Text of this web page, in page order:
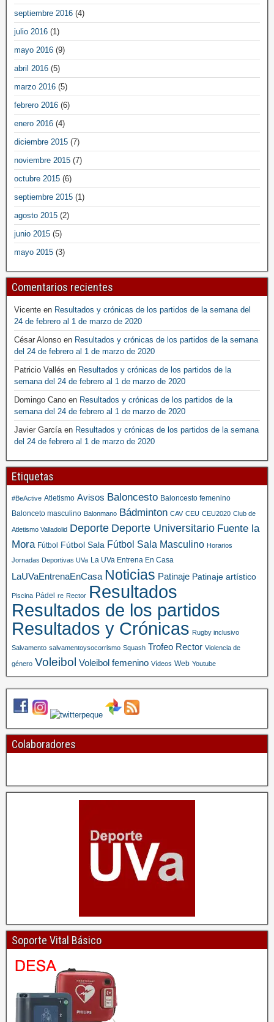
septiembre 2016 (4)
julio 2016 (1)
mayo 2016 (9)
abril 2016 (5)
marzo 2016 (5)
febrero 2016 (6)
enero 2016 (4)
diciembre 2015 (7)
noviembre 2015 (7)
octubre 2015 (6)
septiembre 2015 (1)
agosto 2015 (2)
junio 2015 (5)
mayo 2015 (3)
Comentarios recientes
Vicente en Resultados y crónicas de los partidos de la semana del
24 de febrero al 1 de marzo de 2020
César Alonso en Resultados y crónicas de los partidos de la semana
del 24 de febrero al 1 de marzo de 2020
Patricio Vallés en Resultados y crónicas de los partidos de la
semana del 24 de febrero al 1 de marzo de 2020
Domingo Cano en Resultados y crónicas de los partidos de la
semana del 24 de febrero al 1 de marzo de 2020
Javier García en Resultados y crónicas de los partidos de la semana
del 24 de febrero al 1 de marzo de 2020
Etiquetas
#BeActive Atletismo Avisos Baloncesto Baloncesto femenino
Balonceto masculino Balonmano Bádminton CAV CEU CEU2020 Club de
Atletismo Valladolid Deporte Deporte Universitario Fuente la
Mora Fútbol Fútbol Sala Fútbol Sala Masculino Horarios
Jornadas Deportivas UVa La UVa Entrena En Casa
LaUVaEntrenaEnCasa Noticias Patinaje Patinaje artístico
Piscina Pádel re Rector Resultados
Resultados de los partidos
Resultados y Crónicas Rugby inclusivo
Salvamento salvamentoysocorrismo Squash Trofeo Rector Violencia de
género Voleibol Voleibol femenino Vídeos Web Youtube
Colaboradores
Soporte Vital Básico